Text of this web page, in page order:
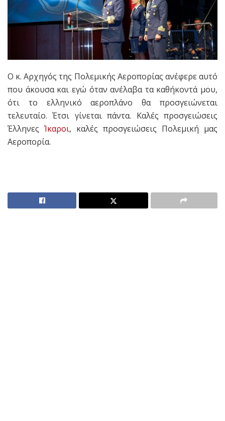
Ο κ. Αρχηγός της Πολεμικής Αεροπορίας ανέφερε αυτό
που άκουσα και εγώ όταν ανέλαβα τα καθήκοντά μου,
ότι το ελληνικό αεροπλάνο θα προσγειώνεται
τελευταίο. Έτσι γίνεται πάντα. Καλές προσγειώσεις
Έλληνες Ίκαροι, καλές προσγειώσεις Πολεμική μας
Αεροπορία.